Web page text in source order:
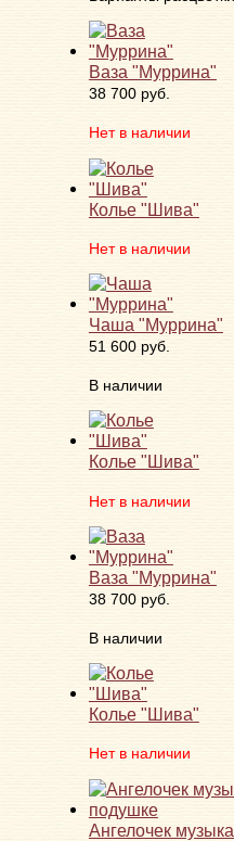
Ваза "Муррина"
38 700 руб.
Нет в наличии
Колье "Шива"
Нет в наличии
Чаша "Муррина"
51 600 руб.
В наличии
Колье "Шива"
Нет в наличии
Ваза "Муррина"
38 700 руб.
В наличии
Колье "Шива"
Нет в наличии
Ангелочек